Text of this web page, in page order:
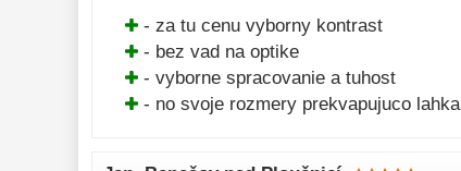
- za tu cenu vyborny kontrast
- bez vad na optike
- vyborne spracovanie a tuhost
- no svoje rozmery prekvapujuco lahka